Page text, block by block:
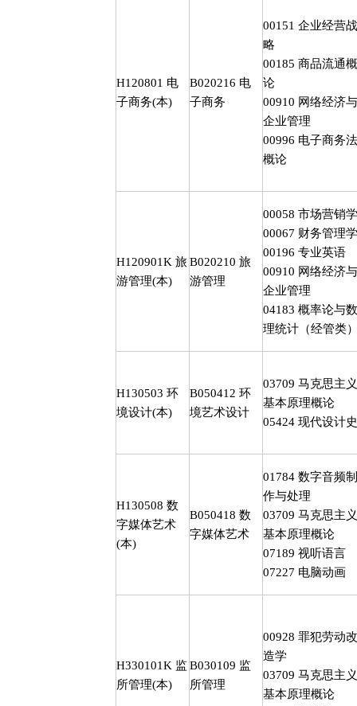
H120801 电
子商务(本)
B020216 电
子商务
00151 企业经营战
略
00185 商品流通概
论
00910 网络经济与
企业管理
00996 电子商务法
概论
H120901K 旅
游管理(本)
B020210 旅
游管理
00058 市场营销学
00067 财务管理学
00196 专业英语
00910 网络经济与
企业管理
04183 概率论与数
理统计（经管类
H130503 环
境设计(本)
B050412 环
境艺术设计
03709 马克思主义
基本原理概论
05424 现代设计史
H130508 数
字媒体艺术
(本)
B050418 数
字媒体艺术
01784 数字音频制
作与处理
03709 马克思主义
基本原理概论
07189 视听语言
07227 电脑动画
H330101K 监
所管理(本)
B030109 监
所管理
00928 罪犯劳动改
造学
03709 马克思主义
基本原理概论